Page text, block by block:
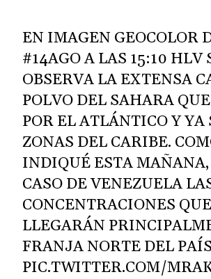
EN IMAGEN GEOCOLOR
#14AGOA LAS 15:10 HLV
OBSERVA LA EXTENSA
POLVO DEL SAHARA
POR EL ATLÁNTICO Y YA
ZONAS DEL CARIBE.
INDIQUÉ ESTA
CASO DE VENEZUELA
CONCENTRACIONES QUE
LLEGARÁN
FRANJA NORTE DEL
PIC.TWITTER.COM/